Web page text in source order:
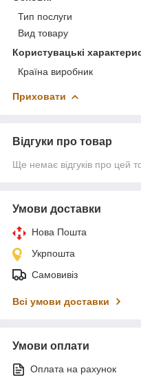
Тип послуги
Вид товару
Користувацькі
Країна виробник
Приховати
Відгуки про товар
Ще немає відгуків про цей
Умови доставки
Нова Пошта
Укрпошта
Самовивіз
Всі умови доставки
Умови оплати
Оплата на рахунок